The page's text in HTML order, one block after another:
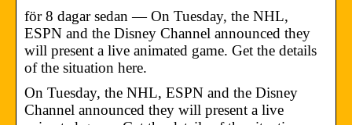
för 8 dagar sedan — On Tuesday, the NHL,
ESPN and the Disney Channel announced they
will present a live animated game. Get the details
of the situation here.
On Tuesday, the NHL, ESPN and the Disney
Channel announced they will present a live